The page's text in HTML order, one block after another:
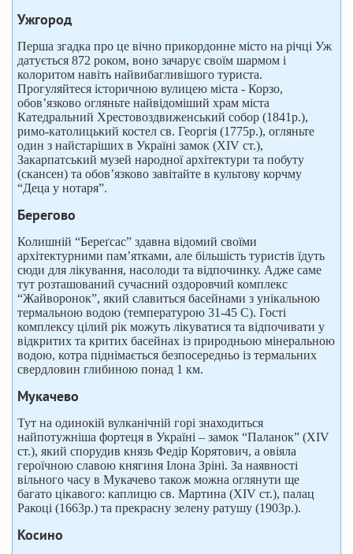
Ужгород
Перша згадка про це вічно прикордонне місто на річці Уж
датується 872 роком, воно зачарує своїм шармом і
колоритом навіть найвибагливішого туриста.
Прогуляйтеся історичною вулицею міста - Корзо,
обов’язково огляньте найвідоміший храм міста
Катедральний Хрестовоздвиженський собор (1841р.),
римо-католицький костел св. Георгія (1775р.), огляньте
один з найстаріших в Україні замок (ХIV ст.),
Закарпатський музей народної архітектури та побуту
(скансен) та обов’язково завітайте в культову корчму
“Деца у нотаря”.
Берегово
Колишній “Береґсас” здавна відомий своїми
архітектурними пам’ятками, але більшість туристів їдуть
сюди для лікування, насолоди та відпочинку. Адже саме
тут розташований сучасний оздоровчий комплекс
“Жайворонок”, який славиться басейнами з унікальною
термальною водою (температурою 31-45 С). Гості
комплексу цілий рік можуть лікуватися та відпочивати у
відкритих та критих басейнах із природньою мінеральною
водою, котра піднімається безпосередньо із термальних
свердловин глибиною понад 1 км.
Мукачево
Тут на одинокій вулканічній горі знаходиться
найпотужніша фортеця в Україні – замок “Паланок” (XIV
ст.), який спорудив князь Федір Корятович, а овіяла
героїчною славою княгиня Ілона Зріні. За наявності
вільного часу в Мукачево також можна оглянути ще
багато цікавого: каплицю св. Мартина (XIV ст.), палац
Ракоці (1663р.) та прекрасну зелену ратушу (1903р.).
Косино